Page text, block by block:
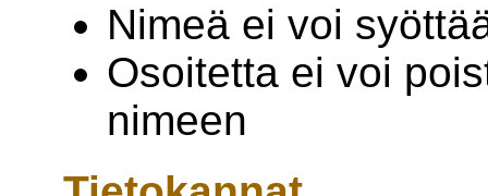
Nimeä ei voi
Osoitetta ei voi
nimeen